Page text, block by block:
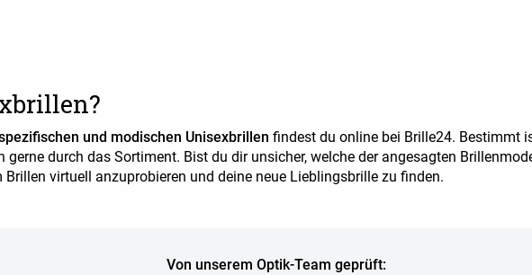
und modischen Unisexbrillen findest du online bei Brille24. Bestimmt
durch das Sortiment. Bist du dir unsicher, welche der angesagten
Brillen virtuell anzuprobieren und deine neue Lieblingsbrille zu finden.
Von unserem Optik-Team geprüft: